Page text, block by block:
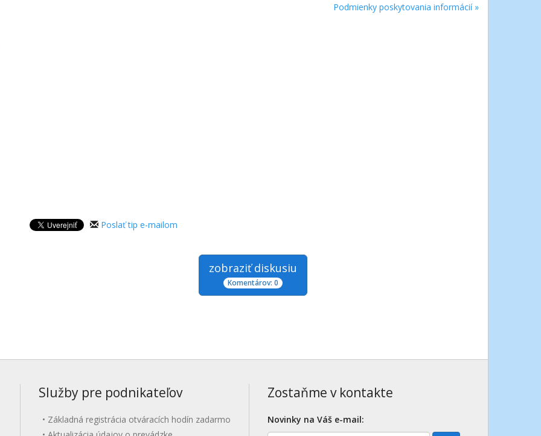
Podmienky poskytovania informácií »
Poslať tip e-mailom
zobraziť diskusiu
Komentárov: 0
Služby pre podnikateľov
Základná registrácia otváracích hodín zadarmo
Zostaňme v kontakte
Novinky na Váš e-mail: